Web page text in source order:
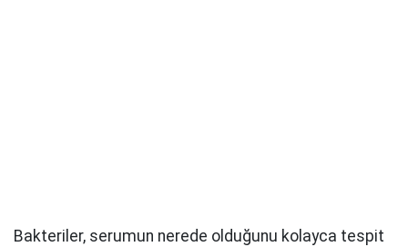
Bakteriler, serumun nerede olduğunu kolayca tespit